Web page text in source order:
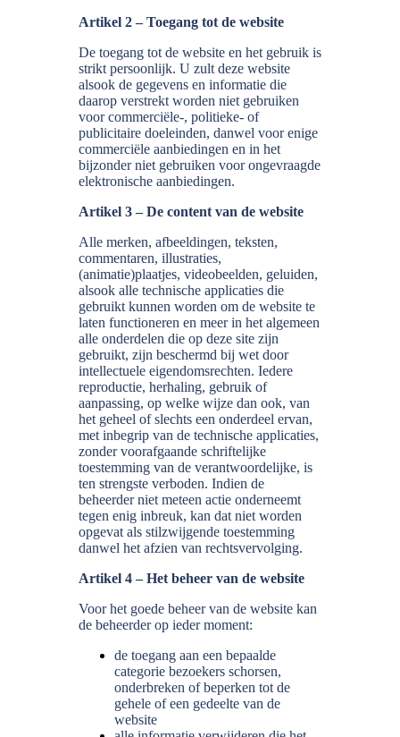
Artikel 2 – Toegang tot de website
De toegang tot de website en het gebruik is
strikt persoonlijk. U zult deze website
alsook de gegevens en informatie die
daarop verstrekt worden niet gebruiken
voor commerciële-, politieke- of
publicitaire doeleinden, danwel voor enige
commerciële aanbiedingen en in het
bijzonder niet gebruiken voor ongevraagde
elektronische aanbiedingen.
Artikel 3 – De content van de website
Alle merken, afbeeldingen, teksten,
commentaren, illustraties,
(animatie)plaatjes, videobeelden, geluiden,
alsook alle technische applicaties die
gebruikt kunnen worden om de website te
laten functioneren en meer in het algemeen
alle onderdelen die op deze site zijn
gebruikt, zijn beschermd bij wet door
intellectuele eigendomsrechten. Iedere
reproductie, herhaling, gebruik of
aanpassing, op welke wijze dan ook, van
het geheel of slechts een onderdeel ervan,
met inbegrip van de technische applicaties,
zonder voorafgaande schriftelijke
toestemming van de verantwoordelijke, is
ten strengste verboden. Indien de
beheerder niet meteen actie onderneemt
tegen enig inbreuk, kan dat niet worden
opgevat als stilzwijgende toestemming
danwel het afzien van rechtsvervolging.
Artikel 4 – Het beheer van de website
Voor het goede beheer van de website kan
de beheerder op ieder moment:
de toegang aan een bepaalde
categorie bezoekers schorsen,
onderbreken of beperken tot de
gehele of een gedeelte van de
website